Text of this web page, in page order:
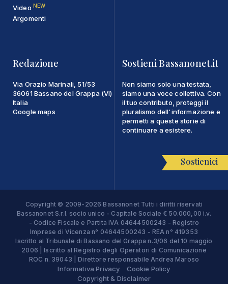
Video NEW
Argomenti
Redazione
Via Orazio Marinali, 51/53
36061 Bassano del Grappa (VI)
Italia
Google maps
Sostieni Bassanonet.it
Non siamo solo una testata,
siamo una voce collettiva. Con
il tuo contributo, proteggi il
pluralismo dell'informazione e
permetti a queste storie di
continuare a esistere.
Sostienici
Copyright © 2009-2026 Bassanonet Tutti i diritti riservati
Bassanonet S.r.l. socio unico - Capitale Sociale € 50.000,00 i.v.
- Codice Fiscale e Partita IVA 04644500243 - Registro
Imprese di Vicenza n° 04644500243 - REA n° 419353
Iscritto al Tribunale di Bassano del Grappa n.3/06 del 10 maggio
2006 | Iscritto al Registro degli Operatori di Comunicazione
ROC n. 39043 | Direttore responsabile Andrea Maroso
Informativa Privacy
Cookie Policy
Copyright & Disclaimer